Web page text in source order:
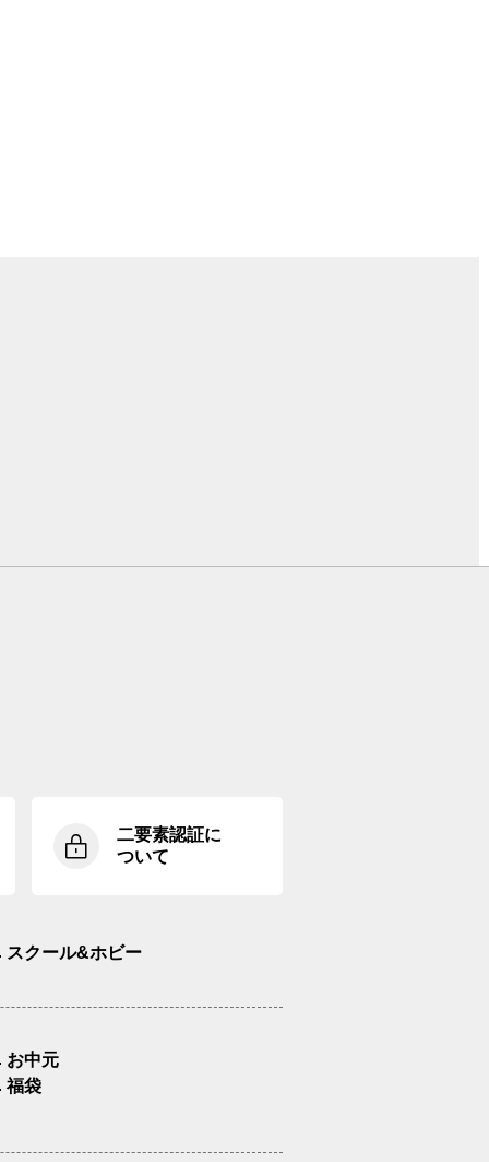
二要素認証に
ついて
スクール&ホビー
お中元
福袋